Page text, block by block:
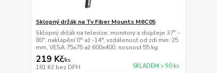
Sklopný držák na Tv Fiber Mounts M6C05
Sklopný držák na televize, monitory a displeje 37" -
80", naklápění 0° až -14°, vzdálenost od zdi min. 25
mm, VESA 75x75 až 600x400, nosnost 55 kg
219 Kč/ks
181 Kč bez DPH SKLADEM > 50 ks